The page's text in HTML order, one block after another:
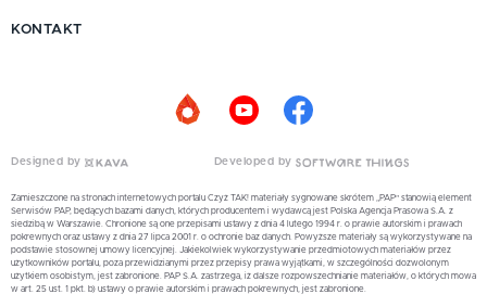
KONTAKT
Designed by Developed by
Zamieszczone na stronach internetowych portalu Czyż TAK! materiały sygnowane skrótem „PAP” stanowią element
Serwisów PAP, będących bazami danych, których producentem i wydawcą jest Polska Agencja Prasowa S.A. z
siedzibą w Warszawie. Chronione są one przepisami ustawy z dnia 4 lutego 1994 r. o prawie autorskim i prawach
pokrewnych oraz ustawy z dnia 27 lipca 2001 r. o ochronie baz danych. Powyższe materiały są wykorzystywane na
podstawie stosownej umowy licencyjnej. Jakiekolwiek wykorzystywanie przedmiotowych materiałów przez
użytkowników portalu, poza przewidzianymi przez przepisy prawa wyjątkami, w szczególności dozwolonym
użytkiem osobistym, jest zabronione. PAP S.A. zastrzega, iż dalsze rozpowszechnianie materiałów, o których mowa
w art. 25 ust. 1 pkt. b) ustawy o prawie autorskim i prawach pokrewnych, jest zabronione.